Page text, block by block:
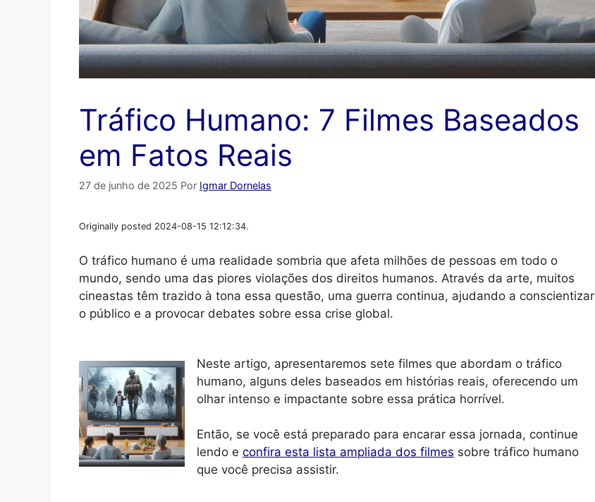
Tráfico Humano: 7 Filmes Baseados
em Fatos Reais
27 de junho de 2025 Por Igmar Dornelas
Originally posted 2024-08-15 12:12:34.
O tráfico humano é uma realidade sombria que afeta milhões de pessoas em todo o
mundo, sendo uma das piores violações dos direitos humanos. Através da arte, muitos
cineastas têm trazido à tona essa questão, uma guerra continua, ajudando a conscientizar
o público e a provocar debates sobre essa crise global.
Neste artigo, apresentaremos sete filmes que abordam o tráfico
humano, alguns deles baseados em histórias reais, oferecendo um
olhar intenso e impactante sobre essa prática horrível.
Então, se você está preparado para encarar essa jornada, continue
lendo e confira esta lista ampliada dos filmes sobre tráfico humano
que você precisa assistir.